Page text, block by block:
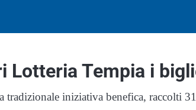
Lotteria Tempia i
tradizionale iniziativa benefica, raccolti